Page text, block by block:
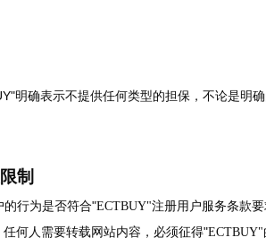
明确表示不提供任何类型的担保，不论是明
制
的行为是否符合"ECTBUY"注册用户服务条款
何人需要转载网站内容，必须征得"ECTBUY"